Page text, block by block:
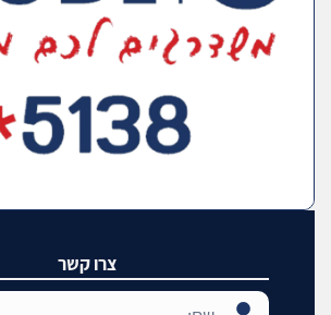
צרו קשר